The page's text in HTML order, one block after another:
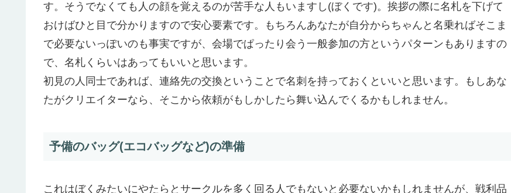
す。そうでなくても人の顔を覚えるのが苦手な人もいますし(ぼくです)。挨拶の際に名札を下げて
おけばひと目で分かりますので安心要素です。もちろんあなたが自分からちゃんと名乗ればそこま
で必要ないっぽいのも事実ですが、会場でぱったり会う一般参加の方というパターンもありますの
で、名札くらいはあってもいいと思います。
初見の人同士であれば、連絡先の交換ということで名刺を持っておくといいと思います。もしあな
たがクリエイターなら、そこから依頼がもしかしたら舞い込んでくるかもしれません。
予備のバッグ(エコバッグなど)の準備
これはぼくみたいにやたらとサークルを多く回る人でもないと必要ないかもしれませんが、戦利品